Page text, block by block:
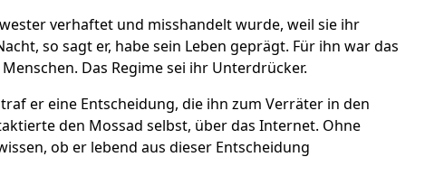
verhaftet und misshandelt wurde, weil sie ihr
so sagt er, habe sein Leben geprägt. Für ihn war das
Das Regime sei ihr Unterdrücker.
er eine Entscheidung, die ihn zum Verräter in den
den Mossad selbst, über das Internet. Ohne
ob er lebend aus dieser Entscheidung